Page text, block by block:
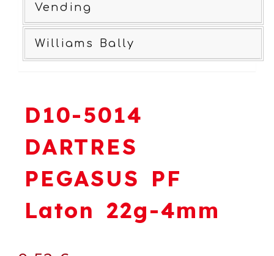
Vending
Williams Bally
D10-5014
DARTRES
PEGASUS PF
Laton 22g-4mm